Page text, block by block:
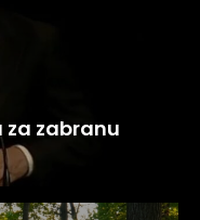
za zabranu